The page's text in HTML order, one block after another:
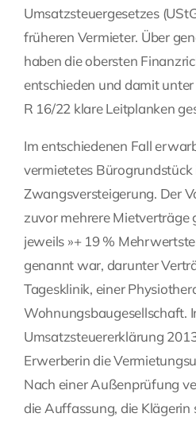
Umsatzsteuergesetzes
früheren Vermieter. Über
haben die obersten
entschieden und damit
R 16/22 klare Leitplanken
Im entschiedenen Fall
vermietetes Bürogrundstück
Zwangsversteigerung. Der
zuvor mehrere Mietverträge
jeweils »+ 19 %
genannt war, darunter
Tagesklinik, einer
Wohnungsbaugesellschaft.
Umsatzsteuererklärung
Erwerberin die
Nach einer Außenprüfung
die Auffassung, die Klägerin